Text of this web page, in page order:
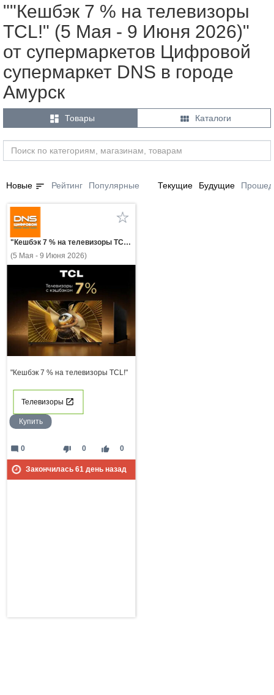
""Кешбэк 7 % на телевизоры
TCL!" (5 Мая - 9 Июня 2026)"
от супермаркетов Цифровой
супермаркет DNS в городе
Амурск
 Товары  Каталоги
Новые sort Рейтинг Популярные Текущие Будущие
"Кешбэк 7 % на телевизоры TCL!"
(5 Мая - 9 Июня 2026)
"Кешбэк 7 % на телевизоры TCL!"
Телевизоры
Купить
thumb_down 0 thumb_up 0
mode_comment 0
Закончилась 61день назад